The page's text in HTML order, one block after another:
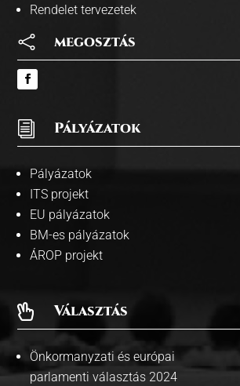
Rendelet tervezetek
 megosztás
i Pályázatok
Pályázatok
ITS projekt
EU pályázatok
BM-es pályázatok
ÁROP projekt
 Választás
Önkormanyzati és európai
parlamenti választás 2024